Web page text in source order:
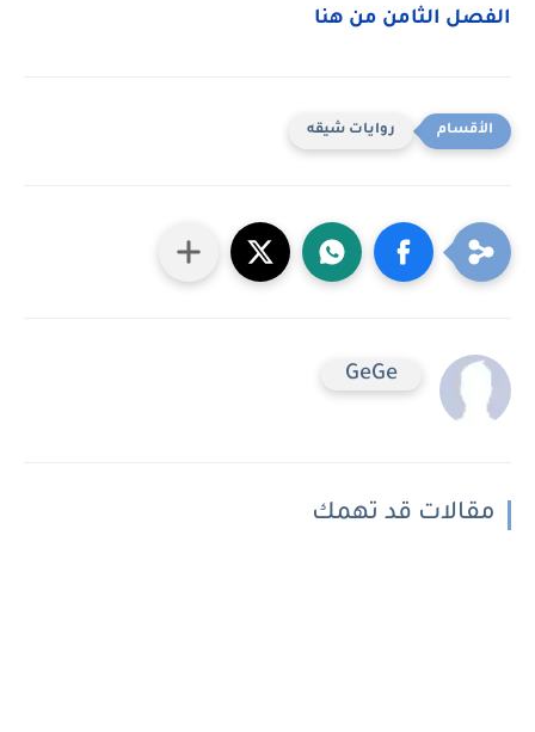
الفصل الثامن من هنا
روايات شيقه
GeGe
مقالات قد تهمك